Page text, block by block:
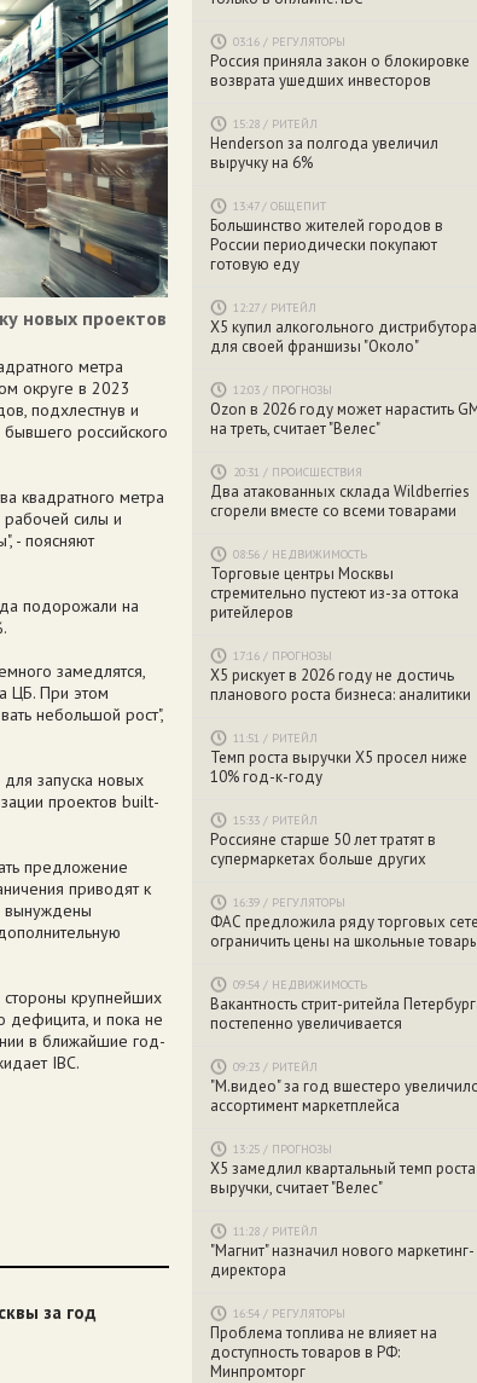
новых проектов
метра
округе в 2023
подхлестнув и
российского
квадратного метра
силы и
- поясняют
подорожали на
замедлятся,
ЦБ. При этом
небольшой рост",
запуска новых
проектов built-
предложение
приводят к
вынуждены
крупнейших
дефицита, и пока не
в ближайшие год-
IBC.
за год
03:16 / РЕГУЛЯТОРЫ
Россия приняла закон о блокировке
возврата ушедших инвесторов
15:28 / РИТЕЙЛ
Henderson за полгода увеличил
выручку на 6%
13:47/ ОБЩЕПИТ
Большинство жителей городов в
России периодически покупают
готовую еду
12:27/ РИТЕЙЛ
X5 купил алкогольного дистрибутора
для своей франшизы "Около"
12:03 / ПРОГНОЗЫ
Ozon в 2026 году может нарастить
на треть, считает "Велес"
20:31 / ПРОИСШЕСТВИЯ
Два атакованных склада Wildberries
сгорели вместе со всеми товарами
08:56 / НЕДВИЖИМОСТЬ
Торговые центры Москвы
стремительно пустеют из-за оттока
ритейлеров
17:16 / ПРОГНОЗЫ
X5 рискует в 2026 году не достичь
планового роста бизнеса: аналитики
11:51 / РИТЕЙЛ
Темп роста выручки X5 просел ниже
10% год-к-году
15:33 / РИТЕЙЛ
Россияне старше 50 лет тратят в
супермаркетах больше других
16:39 / РЕГУЛЯТОРЫ
ФАС предложила ряду торговых
ограничить цены на школьные
09:54 / НЕДВИЖИМОСТЬ
Вакантность стрит-ритейла
постепенно увеличивается
09:23 / РИТЕЙЛ
"М.видео" за год вшестеро
ассортимент маркетплейса
13:25 / ПРОГНОЗЫ
X5 замедлил квартальный темп роста
выручки, считает "Велес"
11:28 / РИТЕЙЛ
"Магнит" назначил нового маркетинг-
директора
16:54 / РЕГУЛЯТОРЫ
Проблема топлива не влияет на
доступность товаров в РФ:
Минпромторг